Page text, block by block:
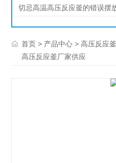
切忌高温高压反应釜的错误摆
首页 > 产品中心 >高压反应釜
高压反应釜厂家供应